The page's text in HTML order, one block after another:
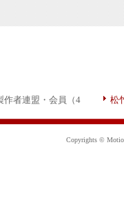
者連盟・会員（4
松
Copyrights ©